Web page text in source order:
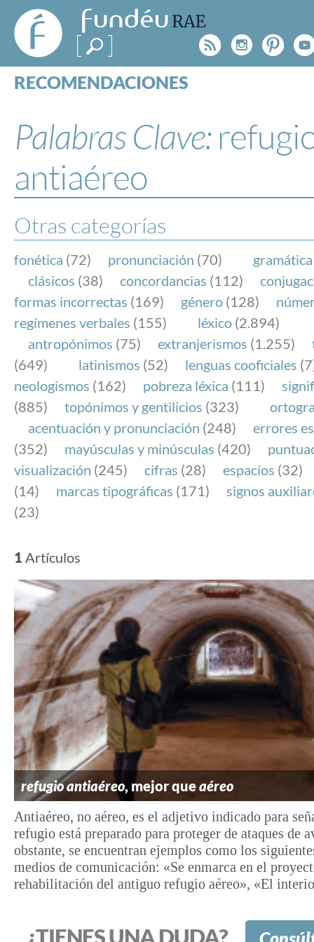
FundéuRAE
- Fundación
del Español
Urgente
Rss
RECOMENDACIONES
ESPECIALES
BLOG
NOTICIAS
FundéuRAE es una fundación patrocinada por la
y la Real Academia Española, cuyo objetivo es
el buen uso del español en los medios de
Internet.
Palabras Clave:
antiaéreo
Otras categorías
fonética (72) pronunciación (70) gramática
clásicos (38) concordancias (112)
formas incorrectas (169) género (128)
regímenes verbales (155) léxico (2.894)
antropónimos (75) extranjerismos (1.255)
(649)
latinismos (52) lenguas cooficiales
neologismos (162) pobreza léxica (111)
(885)
topónimos y gentilicios (323)
acentuación y pronunciación (248)
errores
(352)
mayúsculas y minúsculas (420)
visualización (245) cifras (28) espacios (32)
(14)
marcas tipográficas (171)
signos
(23)
1 Artículos
refugio antiaéreo, mejor queaéreo
Antiaéreo, no aéreo, es el adjetivo indicado para
refugio está preparado para proteger de ataques de
obstante, se encuentran ejemplos como los
medios de comunicación: «Se enmarca en el
rehabilitación del antiguo refugio aéreo», «El
¿TIENES UNA DUDA?